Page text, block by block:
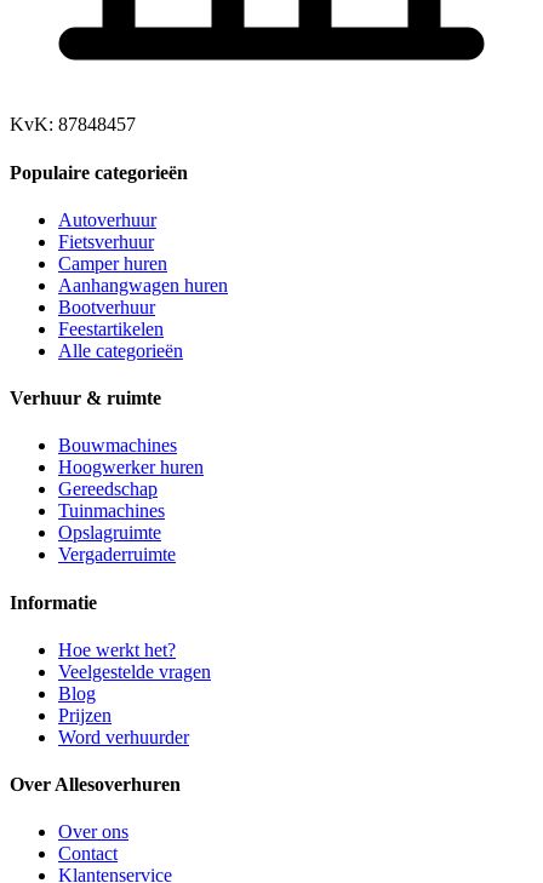
KvK: 87848457
Populaire categorieën
Autoverhuur
Fietsverhuur
Camper huren
Aanhangwagen huren
Bootverhuur
Feestartikelen
Alle categorieën
Verhuur & ruimte
Bouwmachines
Hoogwerker huren
Gereedschap
Tuinmachines
Opslagruimte
Vergaderruimte
Informatie
Hoe werkt het?
Veelgestelde vragen
Blog
Prijzen
Word verhuurder
Over Allesoverhuren
Over ons
Contact
Klantenservice